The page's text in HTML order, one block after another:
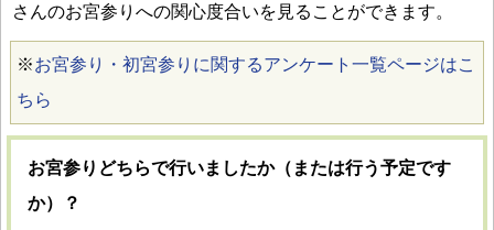
さんのお宮参りへの関心度合いを見ることができます。
※お宮参り・初宮参りに関するアンケート一覧ページはこ
ちら
お宮参りどちらで行いましたか（または行う予定です
か）？